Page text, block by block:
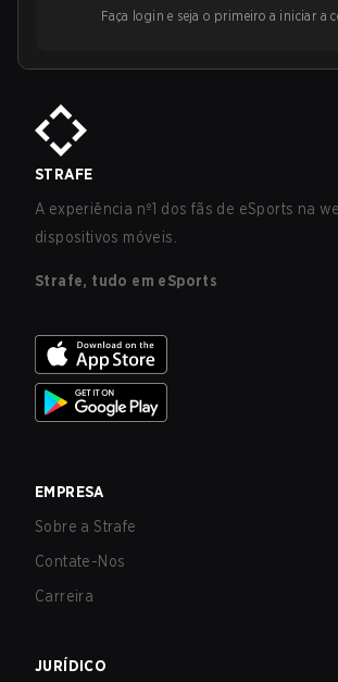
Faça login e seja o primeiro a iniciar a
STRAFE
A experiência nº1 dos fãs de eSports na
dispositivos móveis.
Strafe, tudo em eSports
EMPRESA
Sobre a Strafe
Contate-Nos
Carreira
JURÍDICO